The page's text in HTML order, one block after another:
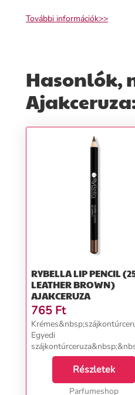
További információk>>
Hasonlók,
RYBELLA LIP PENCIL
LEATHER BROWN)
AJAKCERUZA
765 Ft
Egyedi
RyBella olasz márkától,
amely&nbsp;tökéletesen
hangsúlyozza és kitölti az
formáját és megakadályozza a
Részletek
Parfumeshop